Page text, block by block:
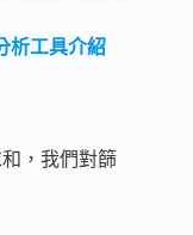
析工具介紹
，我們對篩